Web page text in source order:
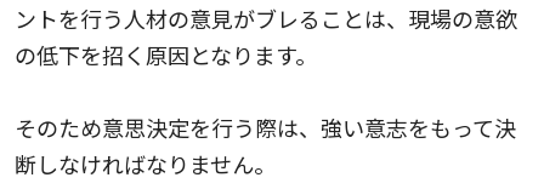
ントを行う人材の意見がブレることは、現場の意欲
の低下を招く原因となります。
そのため意思決定を行う際は、強い意志をもって決
断しなければなりません。